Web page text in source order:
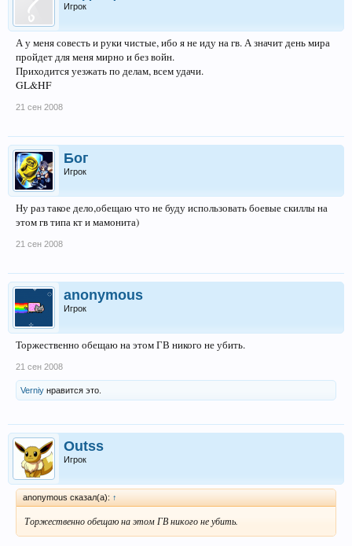
Игрок
А у меня совесть и руки чистые, ибо я не иду на гв. А значит день мира
пройдет для меня мирно и без войн.
Приходится уезжать по делам, всем удачи.
GL&HF
21 сен 2008
Бог
Игрок
Ну раз такое дело,обещаю что не буду использовать боевые скиллы на
этом гв типа кт и мамонита)
21 сен 2008
anonymous
Игрок
Торжественно обещаю на этом ГВ никого не убить.
21 сен 2008
Verniy нравится это.
Outss
Игрок
anonymous сказал(а): ↑
Торжественно обещаю на этом ГВ никого не убить.